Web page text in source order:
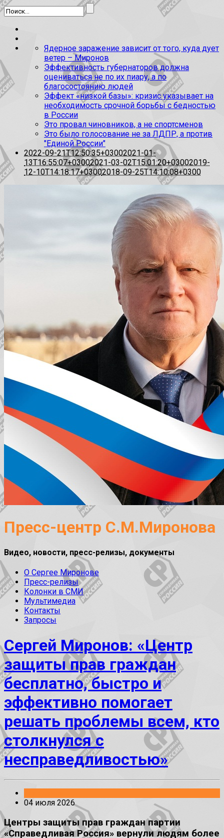
Ядерное заражение зависит от того, куда дует
ветер – Миронов
Эффективность губернаторов должна
оцениваться не по их пиару, а по
благосостоянию людей
Эффект «низкой базы»: кризис указывает на
необходимость срочной борьбы с бедностью
в России
Это провал чиновников, а не спортсменов
Это было голосование не за ЛДПР, а против
"Единой России"
2022-09-21T12:50:35+03002021-01-
13T16:55:07+03002021-03-02T15:01:20+03002019-
12-10T14:18:17+03002018-09-25T14:10:08+0300
Пресс-центр С.М.Миронова
Видео, новости, пресс-релизы, документы
О Сергее Миронове
Пресс-релизы
Колонки в СМИ
Мультимедиа
Контакты
Запросы
Сергей Миронов: «Центр
защиты прав граждан
бесплатно, быстро и
эффективно помогает
решать проблемы всем, кто
столкнулся с
несправедливостью»
04 июля 2026
Центры защиты прав граждан партии
«Справедливая Россия» вернули людям более